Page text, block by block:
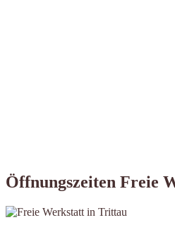
Öffnungszeiten Freie